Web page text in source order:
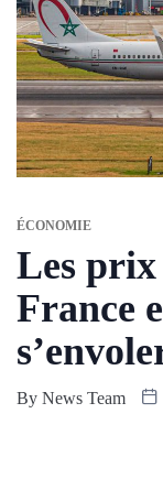
ÉCONOMIE
Les prix
France
By News Team